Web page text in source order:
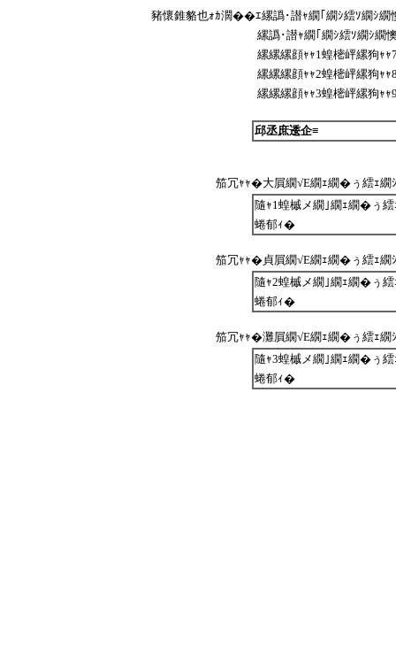
豬懷錐貉也ｫｶ濶��ｴ縲譌･譛ｬ繝｢繝ｼ繧ｿ繝ｼ
縲譌･譛ｬ繝｢繝ｼ繧ｿ繝ｼ
縲縲縲顔ｬｬ1蝗樒岼縲狗
縲縲縲顔ｬｬ2蝗樒岼縲狗
縲縲縲顔ｬｬ3蝗樒岼縲狗
邱丞庶逶企≡
笳冗ｬｬ�大屓繝√Ε繝ｪ繝�ぅ繧ｪ繝
隨ｬ1蝗槭メ繝｣繝ｪ繝�ぅ繧
蜷郁ｨ�
笳冗ｬｬ�貞屓繝√Ε繝ｪ繝�ぅ繧ｪ繝
隨ｬ2蝗槭メ繝｣繝ｪ繝�ぅ繧
蜷郁ｨ�
笳冗ｬｬ�灘屓繝√Ε繝ｪ繝�ぅ繧ｪ繝
隨ｬ3蝗槭メ繝｣繝ｪ繝�ぅ繧
蜷郁ｨ�